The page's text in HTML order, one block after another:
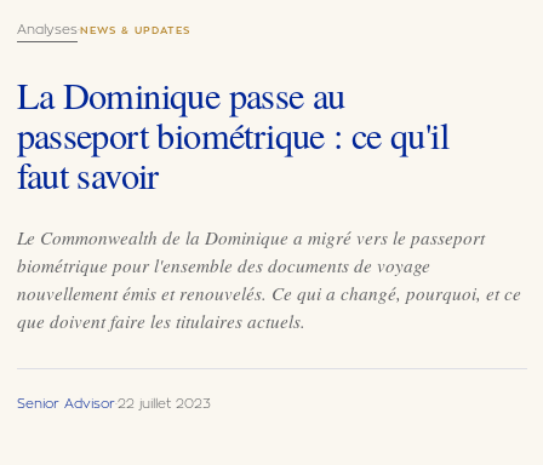
Analyses· NEWS & UPDATES
La Dominique passe au
passeport biométrique : ce qu'il
faut savoir
Le Commonwealth de la Dominique a migré vers le passeport
biométrique pour l'ensemble des documents de voyage
nouvellement émis et renouvelés. Ce qui a changé, pourquoi, et ce
que doivent faire les titulaires actuels.
Senior Advisor·22 juillet 2023